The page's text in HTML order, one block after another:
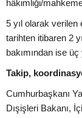
hâkimliği/
5 yıl olarak verilen
tarihten itibaren 2
bakımından ise
Takip,
Cumhurbaşkanı
Dışişleri Bakanı,